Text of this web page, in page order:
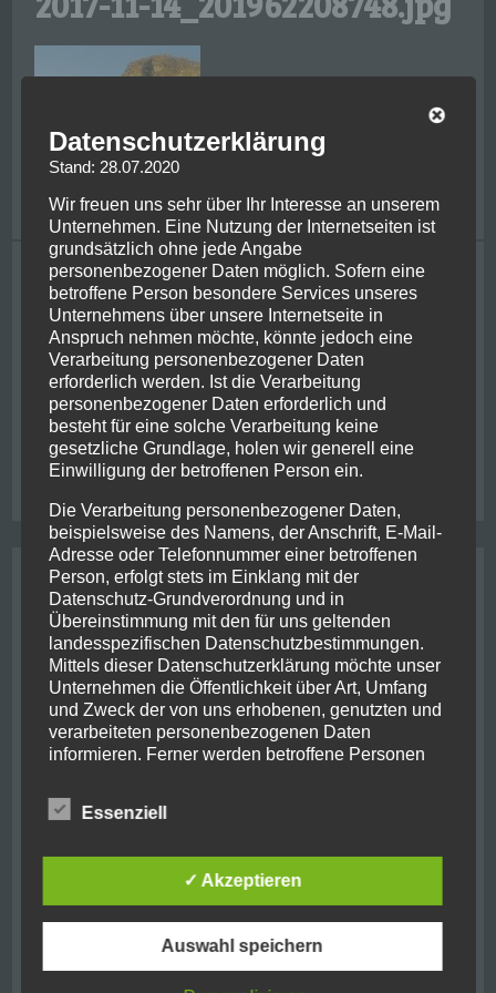
Tagging
achental adrenaline bayern bike centre of nz chernobyl chiemgau
christchurch classic flight ferry franzjosef friends ghosbusters
glacier helicopter hiking irish jetboat jurassic park
kawarau river kiwilake wanaka metlife milford sounds
nelson new york newzealand pancake rocks
penguin picton powerplant punakaiki queenstownrafting
roadtrip shotover river stewart island thunderjet ukraine
Archive
August 2021(2)
Oktober 2019 (10)
Juni 2019(1)
November 2017(11)
November 2016(2)
Datenschutzerklärung
Stand: 28.07.2020
Wir freuen uns sehr über Ihr Interesse an unserem
Unternehmen. Eine Nutzung der Internetseiten ist
grundsätzlich ohne jede Angabe
personenbezogener Daten möglich. Sofern eine
betroffene Person besondere Services unseres
Unternehmens über unsere Internetseite in
Anspruch nehmen möchte, könnte jedoch eine
Verarbeitung personenbezogener Daten
erforderlich werden. Ist die Verarbeitung
personenbezogener Daten erforderlich und
besteht für eine solche Verarbeitung keine
gesetzliche Grundlage, holen wir generell eine
Einwilligung der betroffenen Person ein.
Die Verarbeitung personenbezogener Daten,
beispielsweise des Namens, der Anschrift, E-Mail-
Adresse oder Telefonnummer einer betroffenen
Person, erfolgt stets im Einklang mit der
Datenschutz-Grundverordnung und in
Übereinstimmung mit den für uns geltenden
landesspezifischen Datenschutzbestimmungen.
Mittels dieser Datenschutzerklärung möchte unser
Unternehmen die Öffentlichkeit über Art, Umfang
und Zweck der von uns erhobenen, genutzten und
verarbeiteten personenbezogenen Daten
informieren. Ferner werden betroffene Personen
zustehenden Rechte aufgeklärt.
zahlreiche technische und organisatorische
Maßnahmen umgesetzt, um einen möglichst
lückenlosen Schutz der über diese Internetseite
verarbeiteten personenbezogenen Daten
sicherzustellen. Dennoch können Internetbasierte
Datenübertragungen grundsätzlich
Essenziell
✓ Akzeptieren
Auswahl speichern